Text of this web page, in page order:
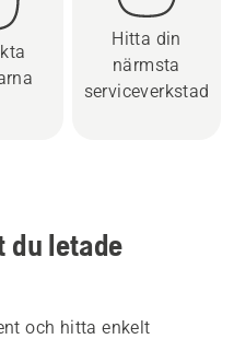
Hitta din
närmsta
serviceverkstad
du letade
och hitta enkelt